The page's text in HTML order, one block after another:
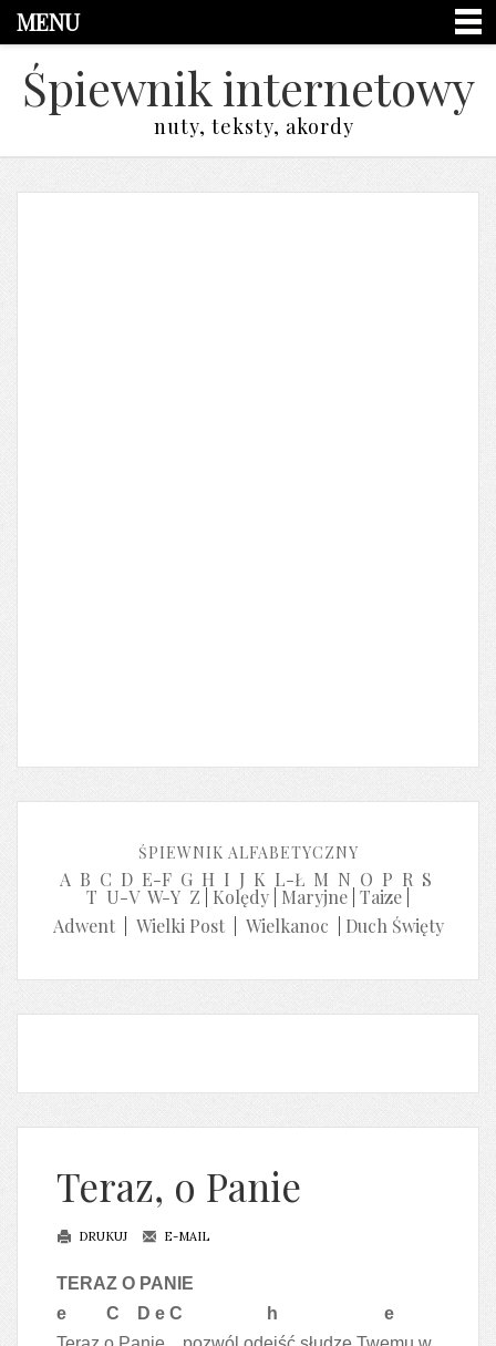
MENU
Śpiewnik internetowy
nuty, teksty, akordy
ŚPIEWNIK ALFABETYCZNY
A B C D E-F G H I J K L-Ł M N O P R S
T U-V W-Y Z Kolędy Maryjne Taize
Adwent| Wielki Post| Wielkanoc Duch Święty
Teraz, o Panie
DRUKUJ E-MAIL
TERAZ O PANIE
e C D e C h e